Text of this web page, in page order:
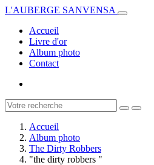
L'AUBERGE SANVENSA
Accueil
Livre d'or
Album photo
Contact
Accueil
Album photo
The Dirty Robbers
"the dirty robbers "